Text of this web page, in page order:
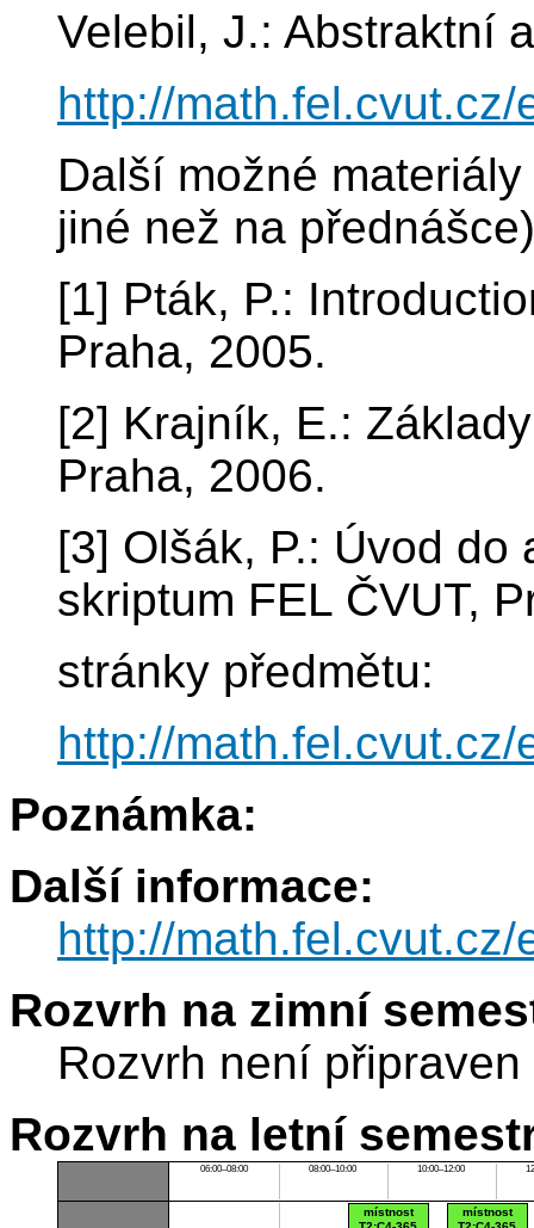
Velebil, J.: Abstraktní
http://
Další možné
jiné než na přednášce)
[1] Pták, P.:
Praha, 2005.
[2] Krajník, E.:
Praha, 2006.
[3] Olšák, P.: Úvod
skriptum FEL ČVUT,
stránky předmětu:
http://
Poznámka:
Další informace:
http://
Rozvrh na zimní
Rozvrh není připraven
Rozvrh na letní
06:00–08:00 08:00–10:00 10:00–12:00
místnost
místnost